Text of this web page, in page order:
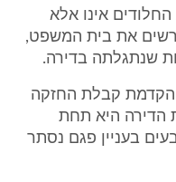
החלודים אינו אלא
את בית המשפט,
שנתגלתה בדירה.
על הקדמת קבלת החזקה
כאשר קבלת הדירה היא תחת
בעניין פגם נסתר